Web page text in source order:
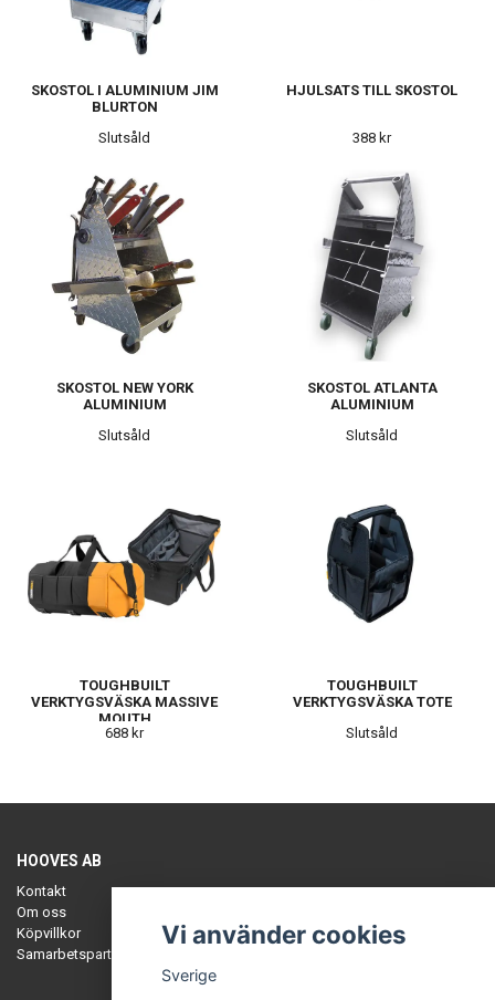
SKOSTOL I ALUMINIUM JIM
BLURTON
Slutsåld
HJULSATS TILL SKOSTOL
388 kr
SKOSTOL NEW YORK
ALUMINIUM
Slutsåld
SKOSTOL ATLANTA
ALUMINIUM
Slutsåld
TOUGHBUILT
VERKTYGSVÄSKA MASSIVE
MOUTH
688 kr
TOUGHBUILT
VERKTYGSVÄSKA TOTE
Slutsåld
HOOVES AB
Kontakt
Om oss
Köpvillkor
Samarbetspartners
Vi använder cookies
Sverige